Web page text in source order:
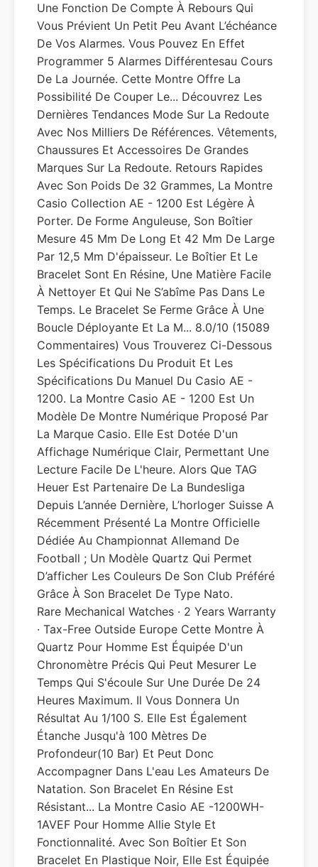
Une Fonction De Compte À Rebours Qui
Vous Prévient Un Petit Peu Avant L’échéance
De Vos Alarmes. Vous Pouvez En Effet
Programmer 5 Alarmes Différentesau Cours
De La Journée. Cette Montre Offre La
Possibilité De Couper Le... Découvrez Les
Dernières Tendances Mode Sur La Redoute
Avec Nos Milliers De Références. Vêtements,
Chaussures Et Accessoires De Grandes
Marques Sur La Redoute. Retours Rapides
Avec Son Poids De 32 Grammes, La Montre
Casio Collection AE - 1200 Est Légère À
Porter. De Forme Anguleuse, Son Boîtier
Mesure 45 Mm De Long Et 42 Mm De Large
Par 12,5 Mm D'épaisseur. ​Le Boîtier Et Le
Bracelet Sont En Résine, Une Matière Facile
À Nettoyer Et Qui Ne S’abîme Pas Dans Le
Temps. Le Bracelet Se Ferme Grâce À Une
Boucle Déployante Et La M... 8.0/10 (15089
Commentaires) Vous Trouverez Ci-Dessous
Les Spécifications Du Produit Et Les
Spécifications Du Manuel Du Casio AE -
1200. La Montre Casio AE - 1200 Est Un
Modèle De Montre Numérique Proposé Par
La Marque Casio. Elle Est Dotée D'un
Affichage Numérique Clair, Permettant Une
Lecture Facile De L'heure. Alors Que TAG
Heuer Est Partenaire De La Bundesliga
Depuis L’année Dernière, L’horloger Suisse A
Récemment Présenté La Montre Officielle
Dédiée Au Championnat Allemand De
Football ; Un Modèle Quartz Qui Permet
D’afficher Les Couleurs De Son Club Préféré
Grâce À Son Bracelet De Type Nato.
Rare Mechanical Watches · 2 Years Warranty
· Tax-Free Outside Europe Cette Montre À
Quartz Pour Homme Est Équipée D'un
Chronomètre Précis Qui Peut Mesurer Le
Temps Qui S'écoule Sur Une Durée De 24
Heures Maximum. Il Vous Donnera Un
Résultat Au 1/100 S. Elle Est Également
Étanche Jusqu'à 100 Mètres De
Profondeur(10 Bar) Et Peut Donc
Accompagner Dans L'eau Les Amateurs De
Natation. Son Bracelet En Résine Est
Résistant... La Montre Casio AE -1200WH-
1AVEF Pour Homme Allie Style Et
Fonctionnalité. Avec Son Boîtier Et Son
Bracelet En Plastique Noir, Elle Est Équipée